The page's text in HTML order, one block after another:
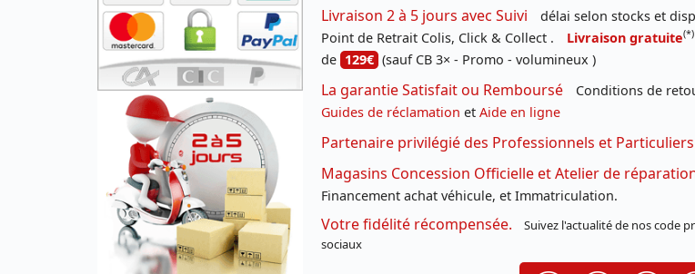
Livraison 2 à 5 jours avec Suivi
délai selon stocks et
Point de Retrait Colis, Click & Collect .
Livraison gratuite(*)
de 129€ (sauf CB 3× - Promo - volumineux )
La garantie Satisfait ou Remboursé
Conditions de
Guides de réclamation et Aide en ligne
Partenaire privilégié des Professionnels et Particuliers
Magasins Concession Officielle et Atelier de
Financement achat véhicule, et Immatriculation.
Votre fidélité récompensée.
Suivez l'actualité de nos code
sociaux